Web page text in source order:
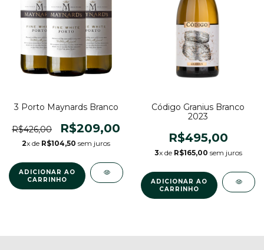
3 Porto Maynards Branco
R$426,00 R$209,00
2x de R$104,50 sem juros
Código Granius Branco
2023
R$495,00
3x de R$165,00 sem juros